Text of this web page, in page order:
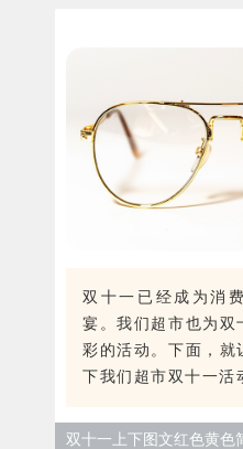
双十一已经成为消
宴。我们超市也为双
彩的活动。下面，就
下我们超市双十一活
双十一上下图文红色黄色